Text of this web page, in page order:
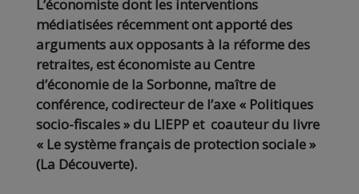
L’économiste dont les interventions
médiatisées récemment ont apporté des
arguments aux opposants à la réforme des
retraites, est économiste au Centre
d’économie de la Sorbonne, maître de
conférence, codirecteur de l’axe « Politiques
socio-fiscales » du LIEPP et coauteur du livre
« Le système français de protection sociale »
(La Découverte).